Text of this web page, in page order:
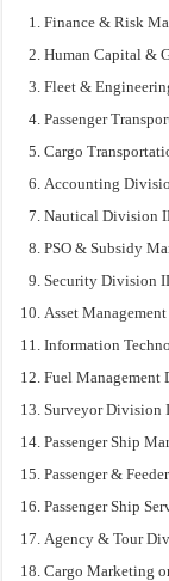
Finance & Risk
Human Capital &
Fleet &
Passenger
Cargo
Accounting
Nautical Division
PSO & Subsidy
Security Division
Asset
Information
Fuel Management
Surveyor Division
Passenger Ship
Passenger &
Passenger Ship
Agency & Tour
Cargo Marketing